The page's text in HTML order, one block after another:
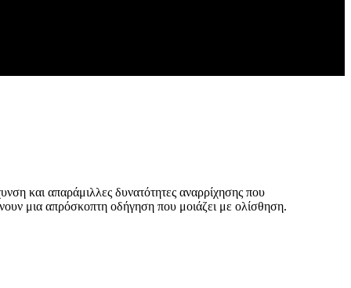
και απαράμιλλες δυνατότητες αναρρίχησης που
μια απρόσκοπτη οδήγηση που μοιάζει με ολίσθηση.